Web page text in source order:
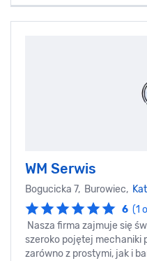
WM Serwis
Bogucicka 7, Burowiec,
6 (1
Nasza firma zajmuje się
szeroko pojętej mechaniki
zarówno z prostymi, jak i